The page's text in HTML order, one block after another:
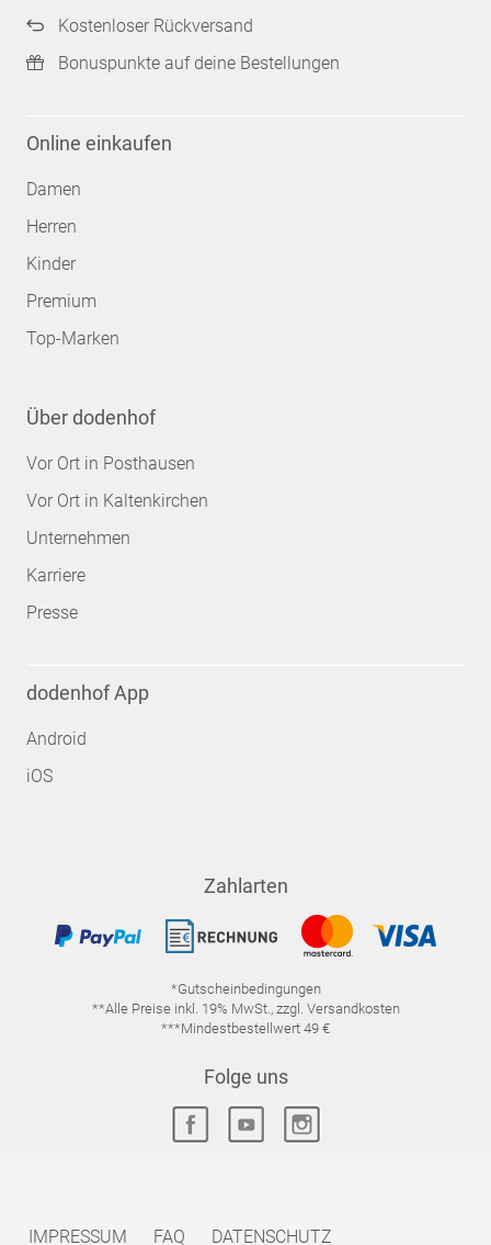
Kostenloser Rückversand
Bonuspunkte auf deine Bestellungen
Online einkaufen
Damen
Herren
Kinder
Premium
Top-Marken
Über dodenhof
Vor Ort in Posthausen
Vor Ort in Kaltenkirchen
Unternehmen
Karriere
Presse
dodenhof App
Android
iOS
Zahlarten
*Gutscheinbedingungen
**Alle Preise inkl. 19% MwSt., zzgl. Versandkosten
***Mindestbestellwert 49 €
Folge uns
IMPRESSUM FAQ DATENSCHUTZ